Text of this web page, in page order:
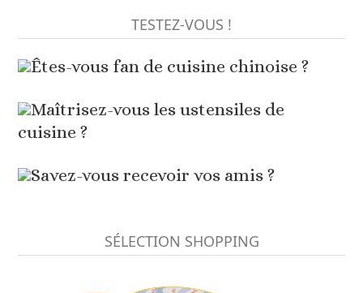
TESTEZ-VOUS !
Êtes-vous fan de cuisine chinoise ?
Maîtrisez-vous les ustensiles de
cuisine ?
Savez-vous recevoir vos amis ?
SÉLECTION SHOPPING